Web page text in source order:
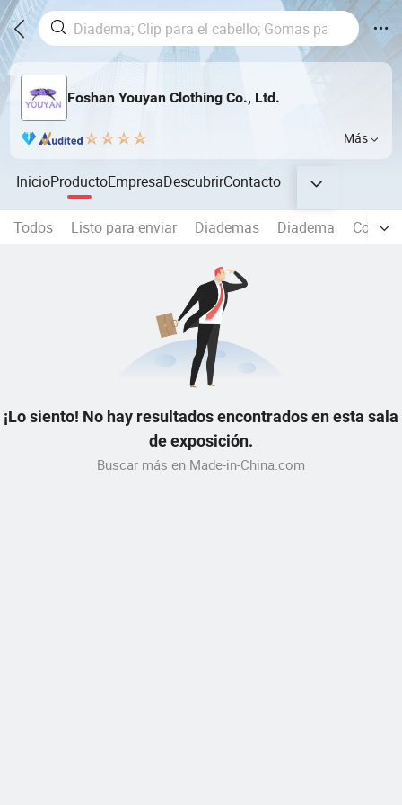
Foshan Youyan Clothing Co., Ltd.
Más
InicioProductoEmpresaDescubrirContacto
Todos Listo para enviar Diademas Diadema Coletas
¡Lo siento! No hay resultados encontrados en esta sala
de exposición.
Buscar más en Made-in-China.com